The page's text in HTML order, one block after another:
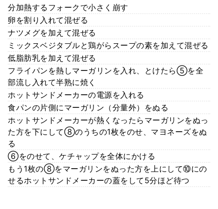
分加熱するフォークで小さく崩す
卵を割り入れて混ぜる
ナツメグを加えて混ぜる
ミックスベジタブルと鶏がらスープの素を加えて混ぜる
低脂肪乳を加えて混ぜる
フライパンを熱しマーガリンを入れ、とけたら⑤を全
部流し入れて半熟に焼く
ホットサンドメーカーの電源を入れる
食パンの片側にマーガリン（分量外）をぬる
ホットサンドメーカーが熱くなったらマーガリンをぬっ
た方を下にして⑧のうちの1枚をのせ、マヨネーズをぬ
る
⑥をのせて、ケチャップを全体にかける
もう1枚の⑧をマーガリンをぬった方を上にして⑩にの
せるホットサンドメーカーの蓋をして5分ほど待つ